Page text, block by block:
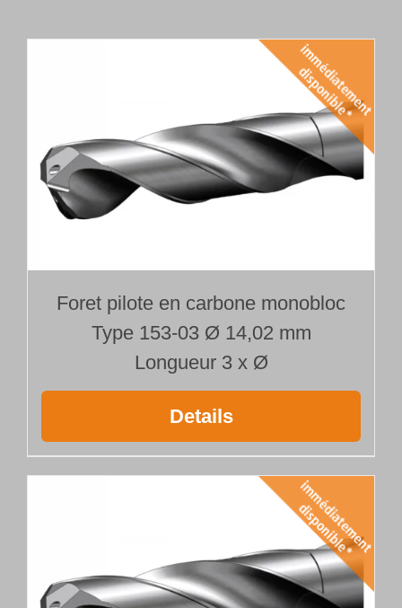
Foret pilote en carbone monobloc
Type 153-03 Ø 14,02 mm
Longueur 3 x Ø
Details